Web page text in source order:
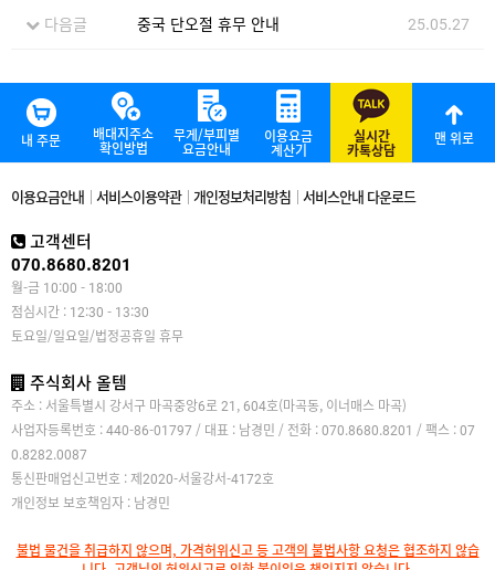
다음글 중국 단오절 휴무 안내 25.05.27
내 주문 배대지주소
확인방법
무게/부피별
요금안내
이용요금
계산기
실시간
카톡상담
맨 위로
이용요금안내 서비스이용약관 개인정보처리방침 서비스안내 다운로드
고객센터
070.8680.8201
월-금 10:00 - 18:00
점심시간 : 12:30 - 13:30
토요일/일요일/법정공휴일 휴무
주식회사 올템
주소 : 서울특별시 강서구 마곡중앙6로 21, 604호(마곡동, 이너매스 마곡)
사업자등록번호 : 440-86-01797 / 대표 : 남경민 / 전화 : 070.8680.8201 / 팩스 : 07
0.8282.0087
통신판매업신고번호 : 제2020-서울강서-4172호
개인정보 보호책임자 : 남경민
불법 물건을 취급하지 않으며, 가격허위신고 등 고객의 불법사항 요청은 협조하지 않습